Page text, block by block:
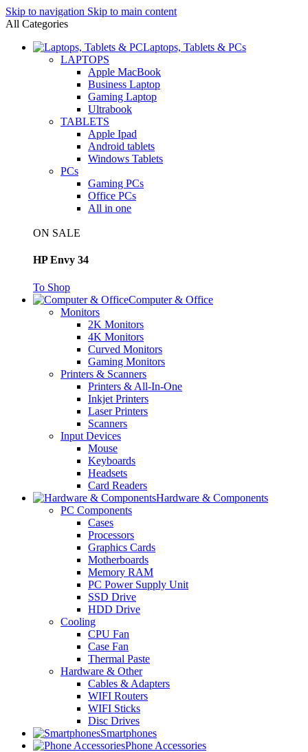
Skip to navigation Skip to main content
All Categories
Laptops, Tablets & PCs
LAPTOPS
Apple MacBook
Business Laptop
Gaming Laptop
Ultrabook
TABLETS
Apple Ipad
Android tablets
Windows Tablets
PCs
Gaming PCs
Office PCs
All in one
ON SALE
HP Envy 34
To Shop
Computer & Office
Monitors
2K Monitors
4K Monitors
Curved Monitors
Gaming Monitors
Printers & Scanners
Printers & All-In-One
Inkjet Printers
Laser Printers
Scanners
Input Devices
Mouse
Keyboards
Headsets
Card Readers
Hardware & Components
PC Components
Cases
Processors
Graphics Cards
Motherboards
Memory RAM
PC Power Supply Unit
SSD Drive
HDD Drive
Cooling
CPU Fan
Case Fan
Thermal Paste
Hardware & Other
Cables & Adapters
WIFI Routers
WIFI Sticks
Disc Drives
Smartphones
Phone Accessories